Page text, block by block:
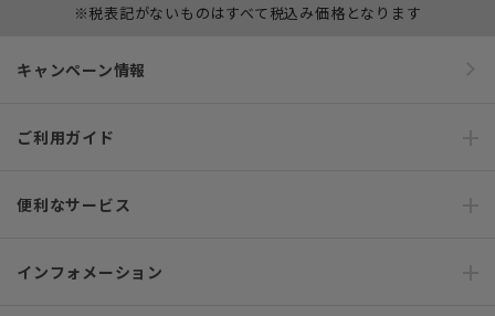
※税表記がないものはすべて税込み価格となります
キャンペーン情報
ご利用ガイド
便利なサービス
インフォメーション